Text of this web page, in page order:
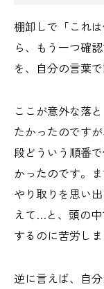
棚卸しで「これ
ら、もう一つ確
を、自分の言葉
ここが意外な落
たかったのです
段どういう順番
かったのです。
やり取りを思い
えて…と、頭の
するのに苦労しま
逆に言えば、自